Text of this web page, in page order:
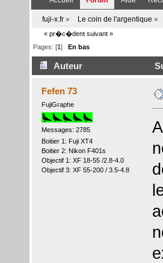
fuji-x.fr » Le coin de l'argentique »
« pr�c�dent suivant »
Pages: [1] En bas
Auteur
Fefen 73
FujiGraphe
Messages: 2785
Boitier 1: Fuji XT4
Boitier 2: Nikon F401s
Objectif 1: XF 18-55 /2.8-4.0
Objectif 3: XF 55-200 / 3.5-4.8